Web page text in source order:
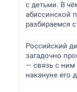
с детьми. В
абиссинской
разбираемся
Российский
загадочно
— связь с ним
накануне его